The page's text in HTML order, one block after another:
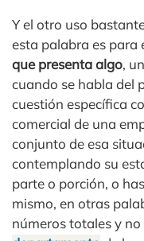
Y el otro uso
esta palabra es para
que presenta algo,
cuando se habla del
cuestión específica
comercial de una
conjunto de esa
contemplando su
parte o porción, o
mismo, en otras
números totales y